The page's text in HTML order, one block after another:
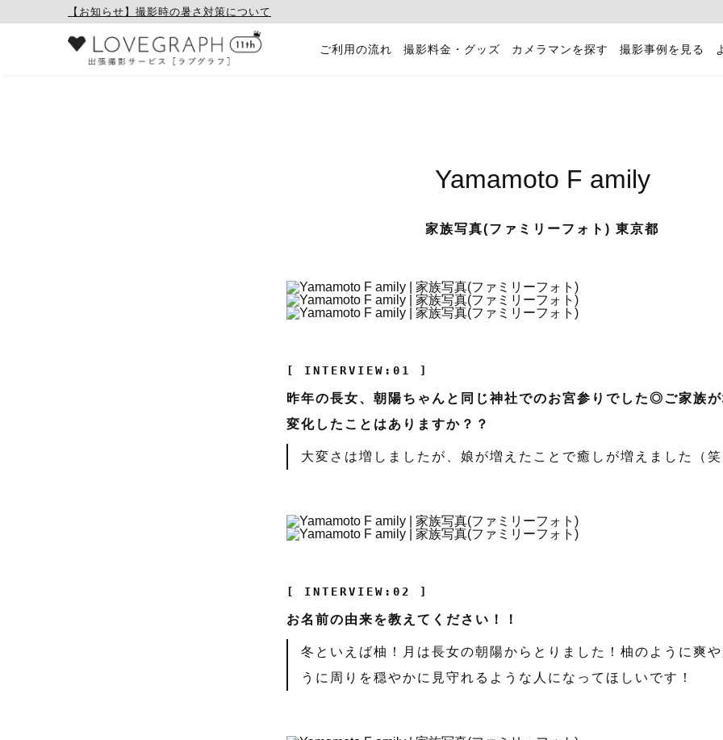
【お知らせ】撮影時の暑さ対策について
ご利用の流れ 撮影料金・グッズ カメラマンを探す 撮影事例を見る
Yamamoto F amily
家族写真(ファミリーフォト) 東京都
[ INTERVIEW:01 ]
昨年の長女、朝陽ちゃんと同じ神社でのお宮参りでした◎ご家族が
変化したことはありますか？？
大変さは増しましたが、娘が増えたことで癒しが増えました（笑
[ INTERVIEW:02 ]
お名前の由来を教えてください！！
冬といえば柚！月は長女の朝陽からとりました！柚のように爽や
うに周りを穏やかに見守れるような人になってほしいです！